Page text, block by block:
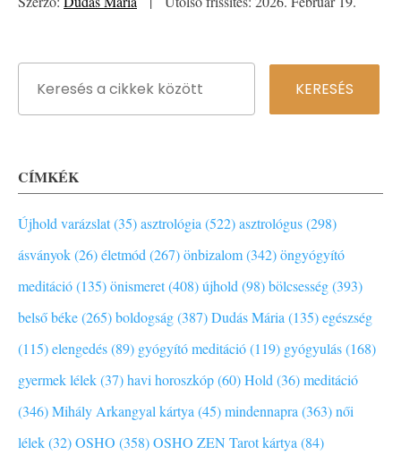
CÍMKÉK
Újhold varázslat (35)asztrológia (522)asztrológus (298)
ásványok (26)életmód (267)önbizalom (342)öngyógyító
meditáció (135)önismeret (408)újhold (98)bölcsesség (393)
belső béke (265)boldogság (387)Dudás Mária (135)egészség
(115)elengedés (89) gyógyító meditáció (119) gyógyulás (168)
gyermek lélek (37)havi horoszkóp (60)Hold (36)meditáció
(346)Mihály Arkangyal kártya (45)mindennapra (363)női
lélek (32)OSHO (358)OSHO ZEN Tarot kártya (84)